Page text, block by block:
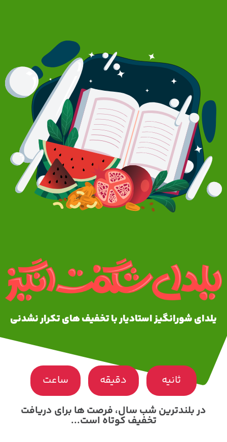
یلدای شورانگیز استادیار با تخفیف های تکرار نشدنی
ساعت دقیقه
ثانیه
در بلندترین شب سال، فرصت ها برای دریافت
تخفیف کوتاه است...